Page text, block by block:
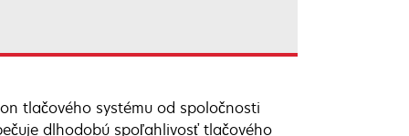
tlačového systému od spoločnosti
dlhodobú spoľahlivosť tlačového